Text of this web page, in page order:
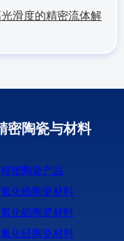
滑度的精密流体解
密陶瓷与材料
精密陶瓷产品
氧化锆陶瓷材料
氧化铝陶瓷材料
氮化硅陶瓷材料